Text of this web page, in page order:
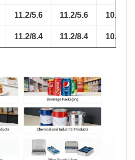
11.2/5.6 11.2/5.6 10.1/5.2
11.2/8.4 11.2/8.4 10.1/7.8